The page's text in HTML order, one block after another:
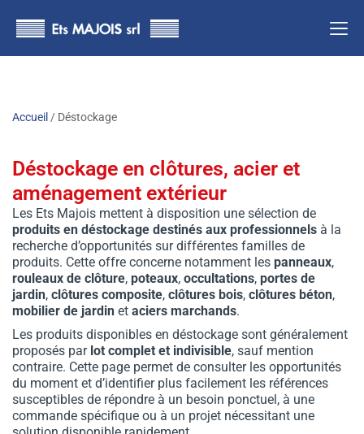
Accueil / Déstockage
Déstockage en clôtures, acier et
aménagement extérieur
Les Ets Majois mettent à disposition une sélection de
produits en déstockage destinés aux professionnels à la
recherche d’opportunités sur différentes familles de
produits. Cette offre concerne notamment les panneaux,
rouleaux de clôture, poteaux, occultations, portes de
jardin, clôtures composite, clôtures bois, clôtures béton,
mobilier de jardin et aciers marchands.
Les produits disponibles en déstockage sont généralement
proposés par lot complet et indivisible, sauf mention
contraire. Cette page permet de consulter les opportunités
du moment et d’identifier plus facilement les références
susceptibles de répondre à un besoin ponctuel, à une
commande spécifique ou à un projet nécessitant une